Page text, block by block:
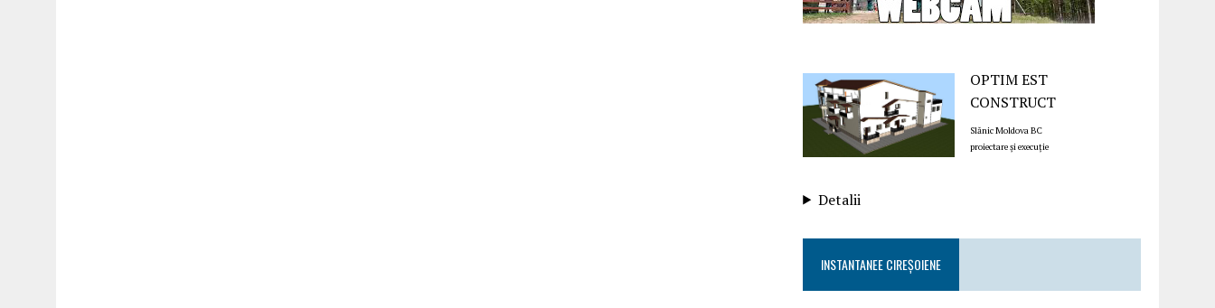
OPTIM EST
CONSTRUCT
Slănic Moldova BC
proiectare și execuție
Detalii
INSTANTANEE CIREȘOIENE